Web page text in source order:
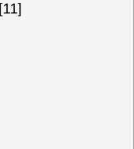
[11]